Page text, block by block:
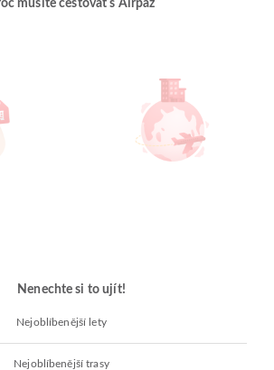
musíte cestovat s Airpaz
Nenechte si to ujít!
Nejoblíbenější lety
Nejoblíbenější trasy